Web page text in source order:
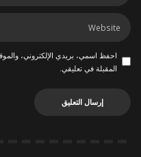
احفظ اسمي، بريدي الإلكتروني،
المقبلة في تعليقي.